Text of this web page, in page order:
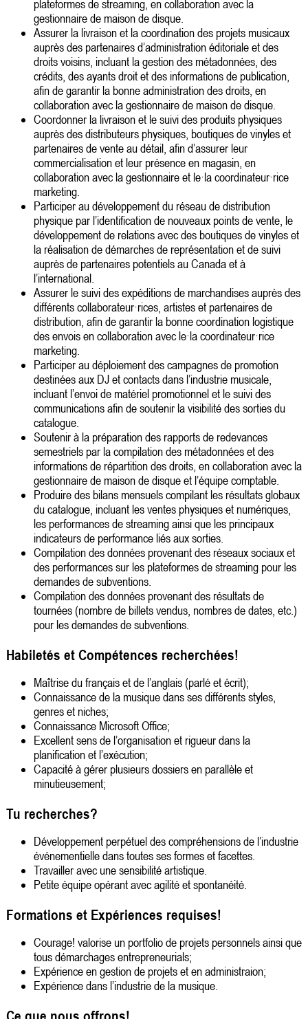
plateformes de streaming, en collaboration avec la
gestionnaire de maison de disque.
Assurer la livraison et la coordination des projets musicaux
auprès des partenaires d’administration éditoriale et des
droits voisins, incluant la gestion des métadonnées, des
crédits, des ayants droit et des informations de publication,
afin de garantir la bonne administration des droits, en
collaboration avec la gestionnaire de maison de disque.
Coordonner la livraison et le suivi des produits physiques
auprès des distributeurs physiques, boutiques de vinyles et
partenaires de vente au détail, afin d’assurer leur
commercialisation et leur présence en magasin, en
collaboration avec la gestionnaire et le·la coordinateur·rice
marketing.
Participer au développement du réseau de distribution
physique par l’identification de nouveaux points de vente, le
développement de relations avec des boutiques de vinyles et
la réalisation de démarches de représentation et de suivi
auprès de partenaires potentiels au Canada et à
l’international.
Assurer le suivi des expéditions de marchandises auprès des
différents collaborateur·rices, artistes et partenaires de
distribution, afin de garantir la bonne coordination logistique
des envois en collaboration avec le·la coordinateur·rice
marketing.
Participer au déploiement des campagnes de promotion
destinées aux DJ et contacts dans l’industrie musicale,
incluant l’envoi de matériel promotionnel et le suivi des
communications afin de soutenir la visibilité des sorties du
catalogue.
Soutenir à la préparation des rapports de redevances
semestriels par la compilation des métadonnées et des
informations de répartition des droits, en collaboration avec la
gestionnaire de maison de disque et l’équipe comptable.
Produire des bilans mensuels compilant les résultats globaux
du catalogue, incluant les ventes physiques et numériques,
les performances de streaming ainsi que les principaux
indicateurs de performance liés aux sorties.
Compilation des données provenant des réseaux sociaux et
des performances sur les plateformes de streaming pour les
demandes de subventions.
Compilation des données provenant des résultats de
tournées (nombre de billets vendus, nombres de dates, etc.)
pour les demandes de subventions.
Habiletés et Compétences recherchées!
Maîtrise du français et de l’anglais (parlé et écrit);
Connaissance de la musique dans ses différents styles,
genres et niches;
Connaissance Microsoft Office;
Excellent sens de l’organisation et rigueur dans la
planification et l’exécution;
Capacité à gérer plusieurs dossiers en parallèle et
minutieusement;
Tu recherches?
Développement perpétuel des compréhensions de l’industrie
événementielle dans toutes ses formes et facettes.
Travailler avec une sensibilité artistique.
Petite équipe opérant avec agilité et spontanéité.
Formations et Expériences requises!
Courage! valorise un portfolio de projets personnels ainsi que
tous démarchages entrepreneurials;
Expérience en gestion de projets et en administraion;
Expérience dans l’industrie de la musique.
Ce que nous offrons!